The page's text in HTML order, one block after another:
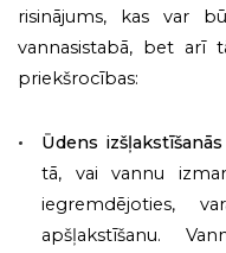
risinājums, kas var
vannasistabā, bet arī
priekšrocības:
Ūdens
tā, vai vannu
iegremdējoties,
apšļakstīšanu.